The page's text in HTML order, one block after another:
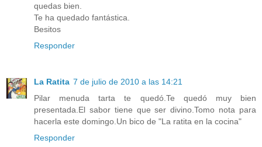
quedas bien.
Te ha quedado fantástica.
Besitos
Responder
La Ratita 7 de julio de 2010 a las 14:21
Pilar menuda tarta te quedó.Te quedó muy bien
presentada.El sabor tiene que ser divino.Tomo nota para
hacerla este domingo.Un bico de "La ratita en la cocina"
Responder